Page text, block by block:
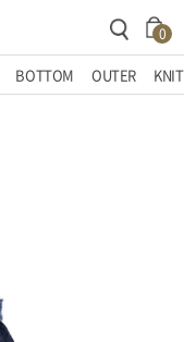
0
BOTTOM OUTER KNIT